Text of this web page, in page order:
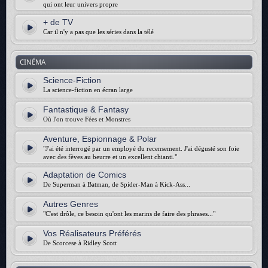
qui ont leur univers propre
+ de TV
Car il n'y a pas que les séries dans la télé
CINÉMA
Science-Fiction
La science-fiction en écran large
Fantastique & Fantasy
Où l'on trouve Fées et Monstres
Aventure, Espionnage & Polar
"J'ai été interrogé par un employé du recensement. J'ai dégusté son foie
avec des fèves au beurre et un excellent chianti."
Adaptation de Comics
De Superman à Batman, de Spider-Man à Kick-Ass...
Autres Genres
"C'est drôle, ce besoin qu'ont les marins de faire des phrases..."
Vos Réalisateurs Préférés
De Scorcese à Ridley Scott